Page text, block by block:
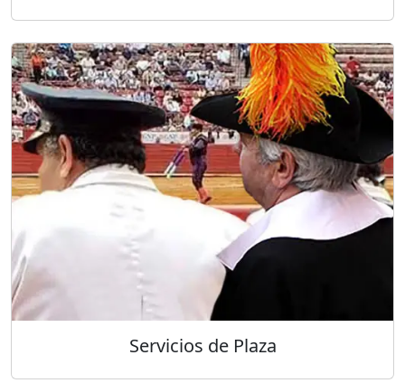
Servicios de Plaza